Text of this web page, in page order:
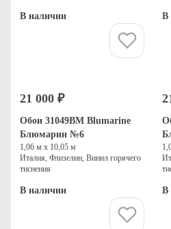
В наличии В
21 000 ₽
Обои 31049BM Blumarine
Блюмарин №6
1,06 м х 10,05 м
Италия, Флизелин, Винил горячего
тиснения
В наличии В